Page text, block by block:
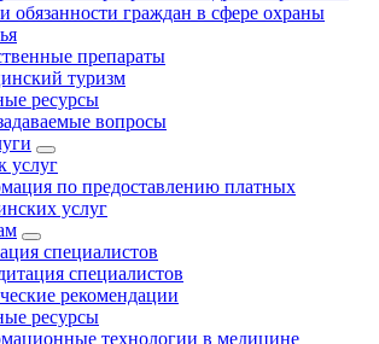
обязанности граждан в сфере охраны
препараты
туризм
ресурсы
вопросы
услуг
по предоставлению платных
услуг
специалистов
специалистов
рекомендации
ресурсы
технологии в медицине